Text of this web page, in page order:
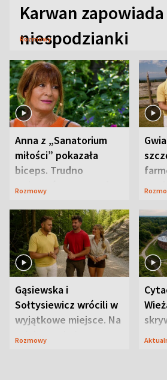
Karwan zapowiada
niespodzianki
Rozmowy
Anna z „Sanatorium
miłości” pokazała
biceps. Trudno
uwierzyć, co przeszła
Rozmowy
Gąsiewska i
Sołtysiewicz wrócili w
wyjątkowe miejsce. Na
szlaku czekał
Rozmowy